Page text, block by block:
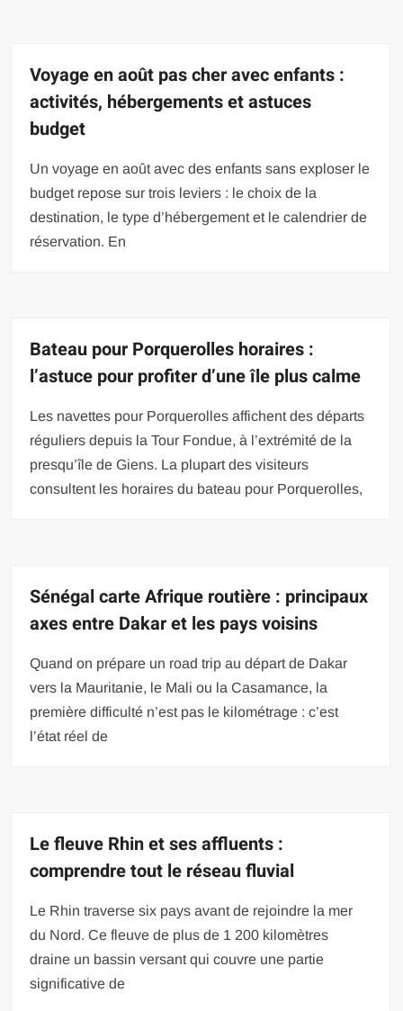
Voyage en août pas cher avec enfants :
activités, hébergements et astuces
budget
Un voyage en août avec des enfants sans exploser le
budget repose sur trois leviers : le choix de la
destination, le type d’hébergement et le calendrier de
réservation. En
Bateau pour Porquerolles horaires :
l’astuce pour profiter d’une île plus calme
Les navettes pour Porquerolles affichent des départs
réguliers depuis la Tour Fondue, à l’extrémité de la
presqu’île de Giens. La plupart des visiteurs
consultent les horaires du bateau pour Porquerolles,
Sénégal carte Afrique routière : principaux
axes entre Dakar et les pays voisins
Quand on prépare un road trip au départ de Dakar
vers la Mauritanie, le Mali ou la Casamance, la
première difficulté n’est pas le kilométrage : c’est
l’état réel de
Le fleuve Rhin et ses affluents :
comprendre tout le réseau fluvial
Le Rhin traverse six pays avant de rejoindre la mer
du Nord. Ce fleuve de plus de 1 200 kilomètres
draine un bassin versant qui couvre une partie
significative de